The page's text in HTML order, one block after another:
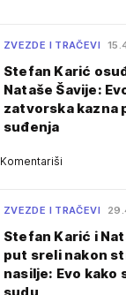
ZVEZDE I TRAČEVI
Stefan Karić
Nataše Šavije:
zatvorska kazna
suđenja
Komentariši
ZVEZDE I TRAČEVI
Stefan Karić i
put sreli nakon
nasilje: Evo kako